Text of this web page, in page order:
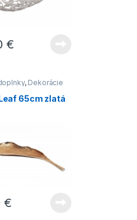
€
, Dekorácie
65cm zlatá
€